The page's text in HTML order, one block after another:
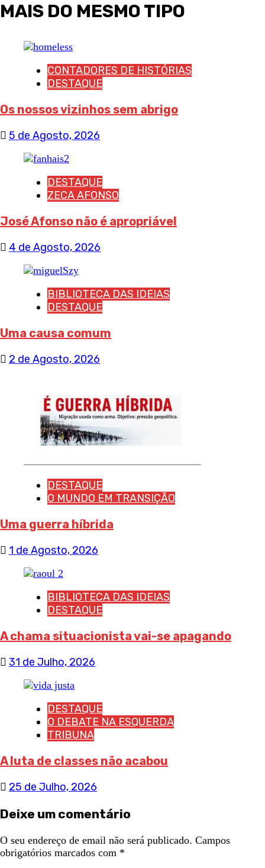
MAIS DO MESMO TIPO
CONTADORES DE HISTÓRIAS
DESTAQUE
Os nossos vizinhos sem abrigo
5 de Agosto, 2026
DESTAQUE
ZECA AFONSO
José Afonso não é apropriável
4 de Agosto, 2026
BIBLIOTECA DAS IDEIAS
DESTAQUE
Uma causa comum
2 de Agosto, 2026
DESTAQUE
O MUNDO EM TRANSIÇÃO
Uma guerra híbrida
1 de Agosto, 2026
BIBLIOTECA DAS IDEIAS
DESTAQUE
A chama situacionista vai-se apagando
31 de Julho, 2026
DESTAQUE
O DEBATE NA ESQUERDA
TRIBUNA
A luta de classes não acabou
25 de Julho, 2026
Deixe um comentário
O seu endereço de email não será publicado. Campos
obrigatórios marcados com *